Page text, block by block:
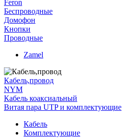
Feron
Беспроводные
Домофон
Кнопки
Проводные
Zamel
Кабель,провод
NYM
Кабель коаксиальный
Витая пара UTP и комплектующие
Кабель
Комплектующие